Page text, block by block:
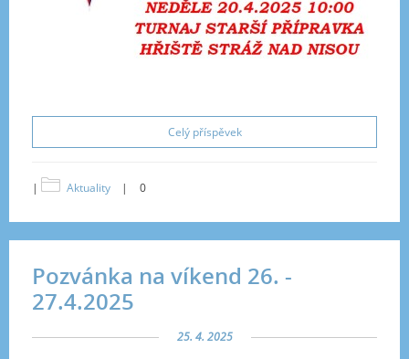
Celý příspěvek
| Aktuality | 0
Pozvánka na víkend 26. -
27.4.2025
25. 4. 2025